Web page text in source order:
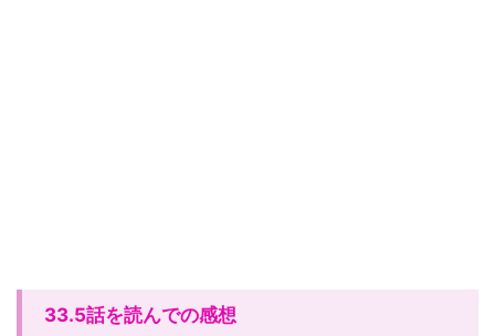
33.5話を読んでの感想